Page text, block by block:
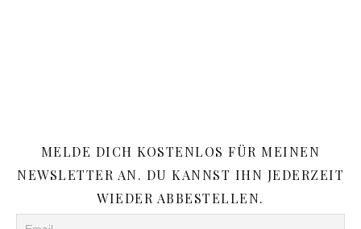
MELDE DICH KOSTENLOS FÜR MEINEN
NEWSLETTER AN. DU KANNST IHN JEDERZEIT
WIEDER ABBESTELLEN.